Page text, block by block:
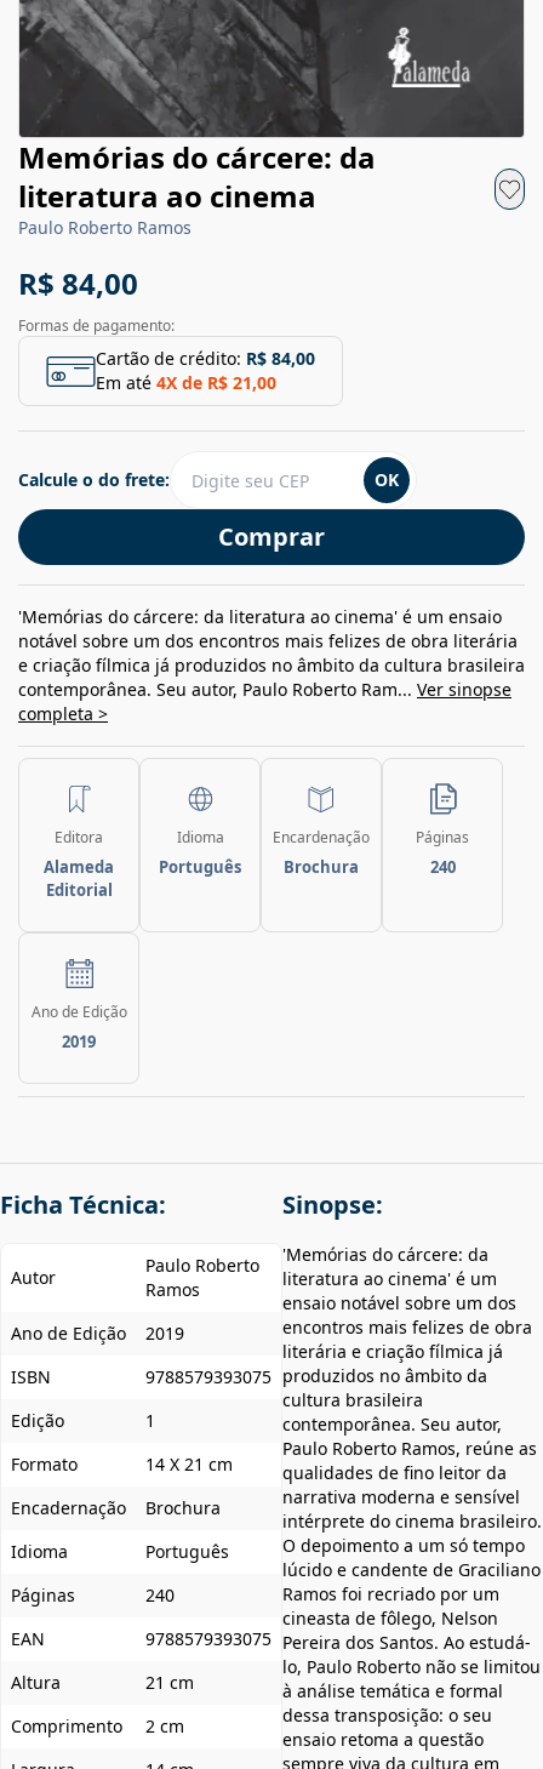
Memórias do cárcere: da
literatura ao cinema
Paulo Roberto Ramos
R$ 84,00
Formas de pagamento:
Cartão de crédito: R$ 84,00
Em até 4X de R$ 21,00
Comprar
Calcule o do frete: OK
'Memórias do cárcere: da literatura ao cinema' é um ensaio
notável sobre um dos encontros mais felizes de obra literária
e criação fílmica já produzidos no âmbito da cultura brasileira
contemporânea. Seu autor, Paulo Roberto Ram... Ver sinopse
completa >
Editora
Alameda
Editorial
Idioma
Português
Encardenação
Brochura
Páginas
240
Ano de Edição
2019
Ficha Técnica:
Autor
Paulo Roberto
Ramos
Ano de Edição
2019
ISBN
9788579393075
Edição
1
Formato
14 X 21 cm
Encadernação
Brochura
Idioma
Português
Páginas
240
EAN
9788579393075
Altura
21 cm
Comprimento
2 cm
Sinopse:
'Memórias do cárcere: da
literatura ao cinema' é um
ensaio notável sobre um dos
encontros mais felizes de obra
literária e criação fílmica já
produzidos no âmbito da
cultura brasileira
contemporânea. Seu autor,
Paulo Roberto Ramos, reúne as
qualidades de fino leitor da
narrativa moderna e sensível
intérprete do cinema brasileiro.
O depoimento a um só tempo
lúcido e candente de Graciliano
Ramos foi recriado por um
cineasta de fôlego, Nelson
Pereira dos Santos. Ao estudá-
lo, Paulo Roberto não se limitou
à análise temática e formal
dessa transposição: o seu
ensaio retoma a questão
sempre viva da cultura em